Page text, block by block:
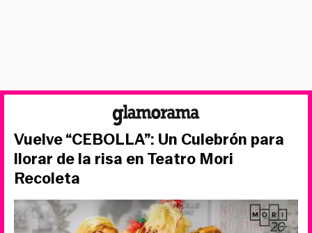
Vuelve “CEBOLLA”: Un Culebrón para
llorar de la risa en Teatro Mori
Recoleta